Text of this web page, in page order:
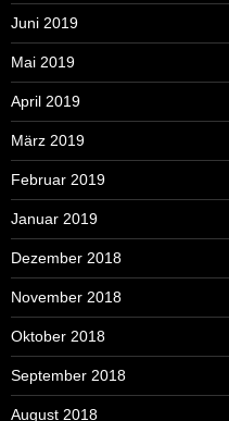
Juni 2019
Mai 2019
April 2019
März 2019
Februar 2019
Januar 2019
Dezember 2018
November 2018
Oktober 2018
September 2018
August 2018